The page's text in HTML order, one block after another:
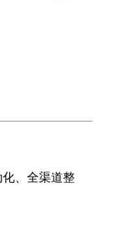
、全渠道整